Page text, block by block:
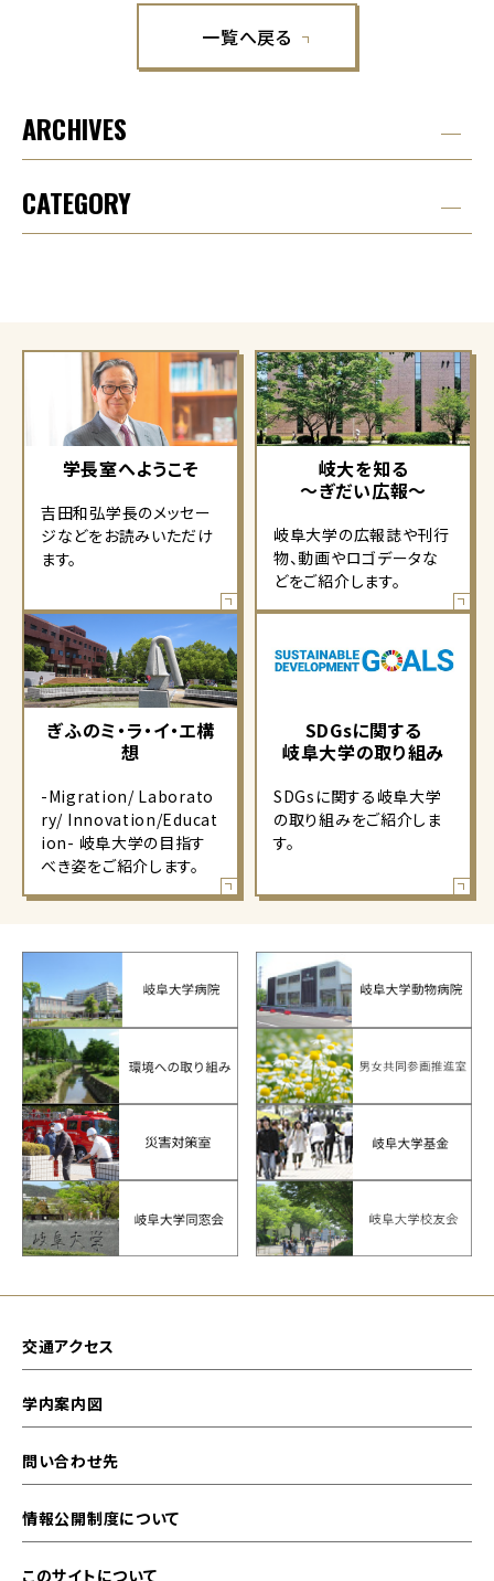
一覧へ戻る
ARCHIVES
CATEGORY
学長室へようこそ
吉田和弘学長のメッセー
ジなどをお読みいただけ
ます。
岐大を知る
～ぎだい広報～
岐阜大学の広報誌や刊行
物、動画やロゴデータな
どをご紹介します。
ぎふのミ・ラ・イ・エ構
想
-Migration/ Laborato
ry/ Innovation/Educat
ion- 岐阜大学の目指す
べき姿をご紹介します。
SDGsに関する
岐阜大学の取り組み
SDGsに関する岐阜大学
の取り組みをご紹介しま
す。
交通アクセス
学内案内図
問い合わせ先
情報公開制度について
このサイトについて